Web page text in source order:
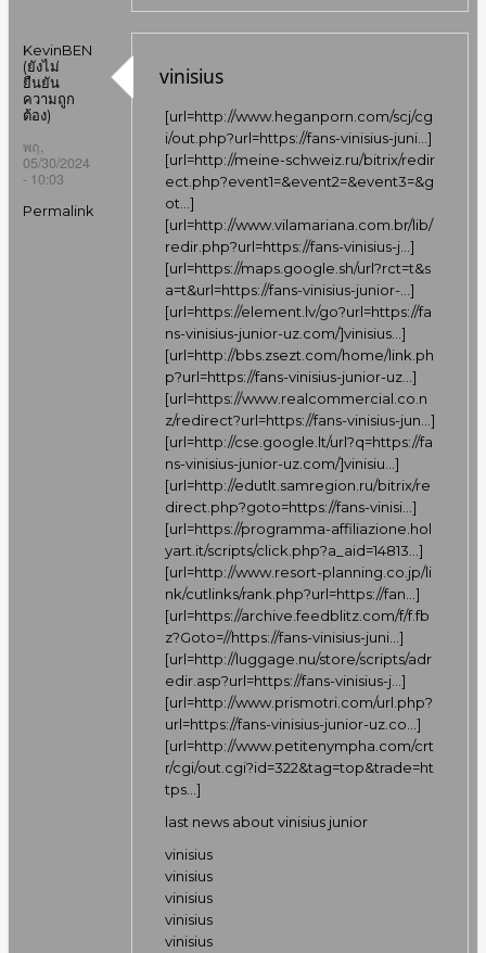
KevinBEN
(ยังไม่
ยืนยัน
ความถูก
ต้อง)
พฤ,
05/30/2024
- 10:03
Permalink
vinisius
[url=http://www.heganporn.com/scj/cg
i/out.php?url=https://fans-vinisius-juni… ]
[url=http://meine-schweiz.ru/bitrix/redir
ect.php?event1=&event2=&event3=&g
ot… ]
[url=http://www.vilamariana.com.br/lib/
redir.php?url=https://fans-vinisius-j… ]
[url=https://maps.google.sh/url?rct=t&s
a=t&url=https://fans-vinisius-junior-… ]
[url=https://element.lv/go?url=https://fa
ns-vinisius-junior-uz.com/]vinisius… ]
[url=http://bbs.zsezt.com/home/link.ph
p?url=https://fans-vinisius-junior-uz… ]
[url=https://www.realcommercial.co.n
z/redirect?url=https://fans-vinisius-jun… ]
[url=http://cse.google.lt/url?q=https://fa
ns-vinisius-junior-uz.com/]vinisiu… ]
[url=http://edutlt.samregion.ru/bitrix/re
direct.php?goto=https://fans-vinisi… ]
[url=https://programma-affiliazione.hol
yart.it/scripts/click.php?a_aid=14813… ]
[url=http://www.resort-planning.co.jp/li
nk/cutlinks/rank.php?url=https://fan… ]
[url=https://archive.feedblitz.com/f/f.fb
z?Goto=//https://fans-vinisius-juni… ]
[url=http://luggage.nu/store/scripts/adr
edir.asp?url=https://fans-vinisius-j… ]
[url=http://www.prismotri.com/url.php?
url=https://fans-vinisius-junior-uz.co… ]
[url=http://www.petitenympha.com/crt
r/cgi/out.cgi?id=322&tag=top&trade=ht
tps… ]
last news about vinisius junior
vinisius
vinisius
vinisius
vinisius
vinisius